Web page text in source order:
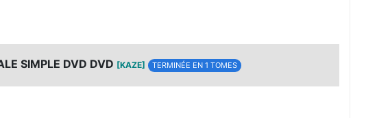
SIMPLE DVD DVD [KAZE] TERMINÉE EN 1 TOMES